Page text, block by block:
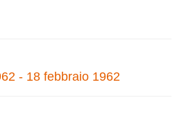
- 18 febbraio 1962